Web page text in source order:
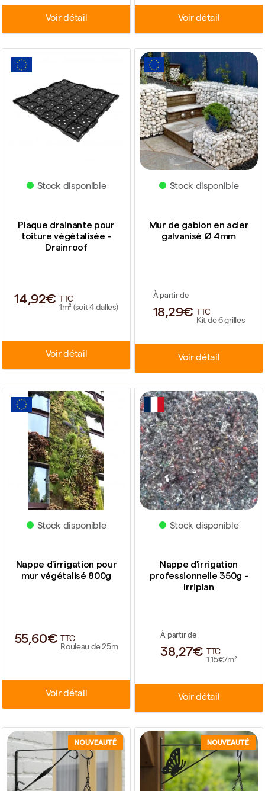
Voir détail Voir détail
Stock disponible
Plaque drainante pour
toiture végétalisée -
Drainroof
14,92€
TTC
1m² (soit 4 dalles)
Voir détail
Stock disponible
Mur de gabion en acier
galvanisé Ø 4mm
À partir de
18,29€
TTC
Kit de 6 grilles
Voir détail
Stock disponible
Nappe d'irrigation pour
mur végétalisé 800g
55,60€
TTC
Rouleau de 25m
Voir détail
Stock disponible
Nappe d'irrigation
professionnelle 350g -
Irriplan
À partir de
38,27€
TTC
1.15€/m²
Voir détail
NOUVEAUTÉ NOUVEAUTÉ